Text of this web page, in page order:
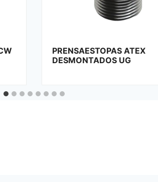
ESTANCO A LÍQUIDO PG
METÁLICO IP-67